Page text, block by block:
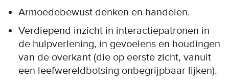
Armoedebewust denken en handelen.
Verdiepend inzicht in interactiepatronen in
de hulpverlening, in gevoelens en houdingen
van de overkant (die op eerste zicht, vanuit
een leefwereldbotsing onbegrijpbaar lijken).